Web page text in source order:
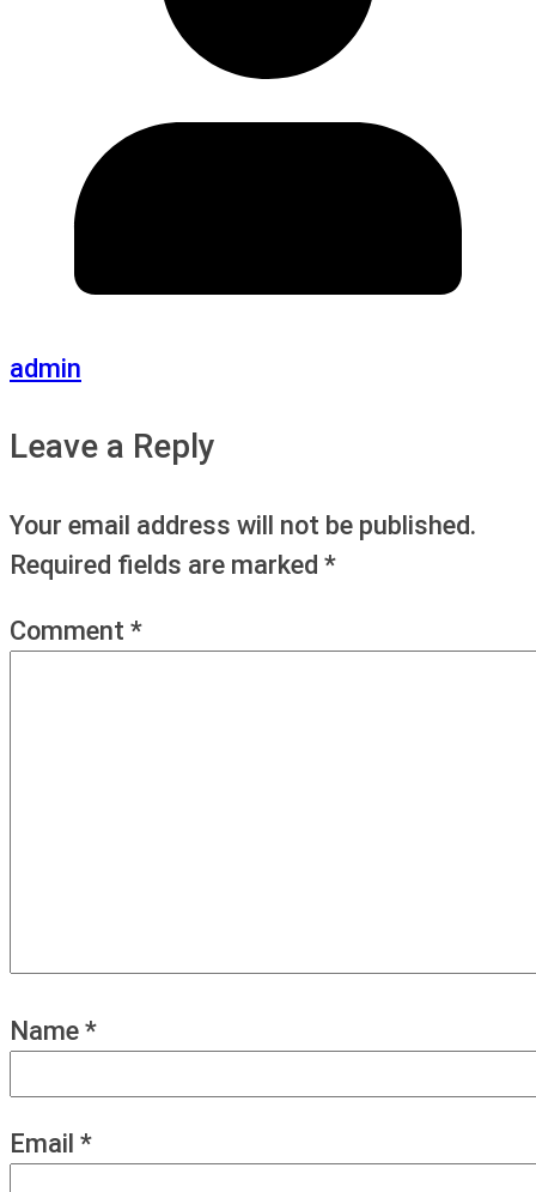
admin
Leave a Reply
Your email address will not be published.
Required fields are marked *
Comment *
Name *
Email *